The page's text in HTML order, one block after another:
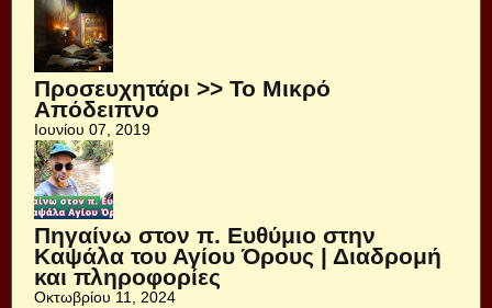
Προσευχητάρι >> Το Μικρό
Απόδειπνο
Ιουνίου 07, 2019
Πηγαίνω στον π. Ευθύμιο στην
Καψάλα του Αγίου Όρους | Διαδρομή
και πληροφορίες
Οκτωβρίου 11, 2024